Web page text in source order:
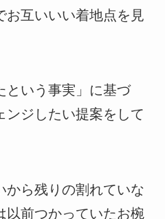
お互いいい着地点を見
という事実」に基づ
ンジしたい提案をして
から残りの割れていな
以前つかっていたお椀